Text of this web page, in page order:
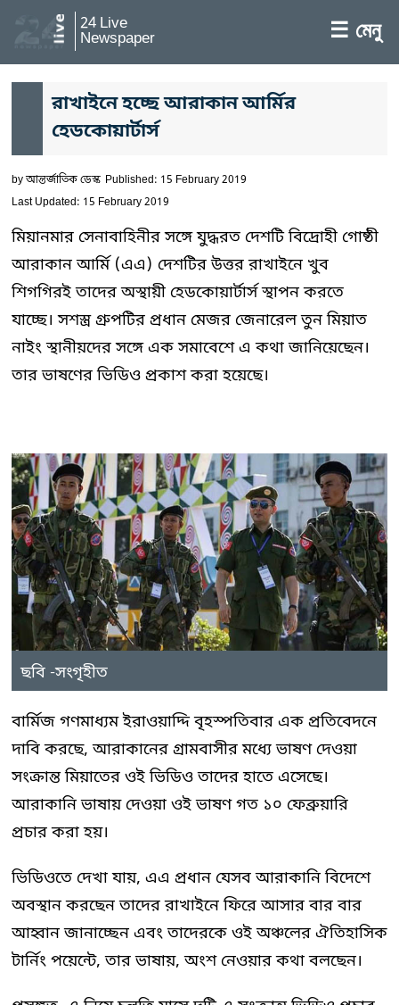
24 Live
Newspaper ☰ মেনু
রাখাইনে হচ্ছে আরাকান আর্মির
হেডকোয়ার্টার্স
byআন্তর্জাতিক ডেস্ক Published: 15 February 2019
Last Updated: 15 February 2019
মিয়ানমার সেনাবাহিনীর সঙ্গে যুদ্ধরত দেশটি বিদ্রোহী গোষ্ঠী
আরাকান আর্মি (এএ) দেশটির উত্তর রাখাইনে খুব
শিগগিরই তাদের অস্থায়ী হেডকোয়ার্টার্স স্থাপন করতে
যাচ্ছে। সশস্ত্র গ্রুপটির প্রধান মেজর জেনারেল তুন মিয়াত
নাইং স্থানীয়দের সঙ্গে এক সমাবেশে এ কথা জানিয়েছেন।
তার ভাষণের ভিডিও প্রকাশ করা হয়েছে।
ছবি -সংগৃহীত
বার্মিজ গণমাধ্যম ইরাওয়াদ্দি বৃহস্পতিবার এক প্রতিবেদনে
দাবি করছে, আরাকানের গ্রামবাসীর মধ্যে ভাষণ দেওয়া
সংক্রান্ত মিয়াতের ওই ভিডিও তাদের হাতে এসেছে।
আরাকানি ভাষায় দেওয়া ওই ভাষণ গত ১০ ফেব্রুয়ারি
প্রচার করা হয়।
ভিডিওতে দেখা যায়, এএ প্রধান যেসব আরাকানি বিদেশে
অবস্থান করছেন তাদের রাখাইনে ফিরে আসার বার বার
আহ্বান জানাচ্ছেন এবং তাদেরকে ওই অঞ্চলের ঐতিহাসিক
টার্নিং পয়েন্টে, তার ভাষায়, অংশ নেওয়ার কথা বলছেন।